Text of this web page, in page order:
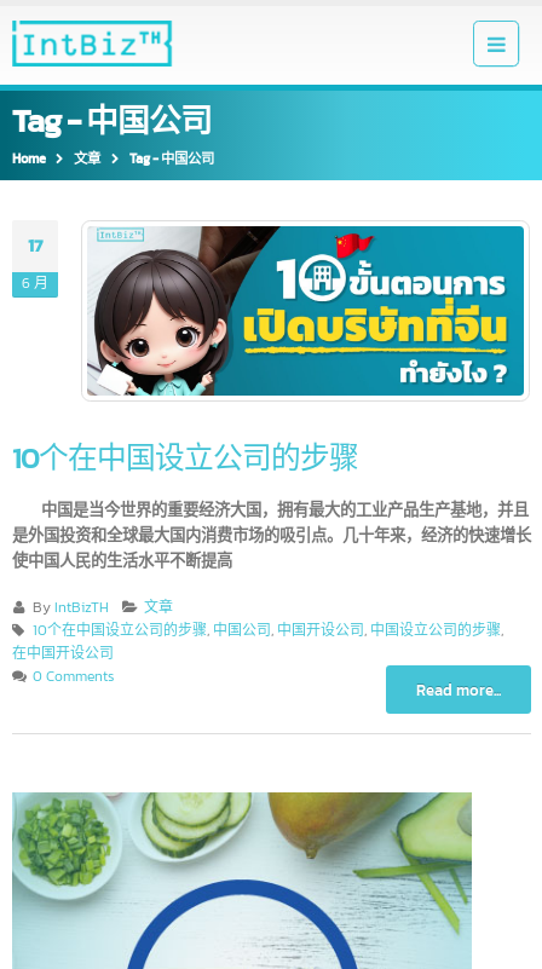
Tag - 中国公司
Home 文章 Tag -中国公司
17
6 月
10个在中国设立公司的步骤
中国是当今世界的重要经济大国，拥有最大的工业产品生产基地，
是外国投资和全球最大国内消费市场的吸引点。几十年来，经济的快速
By IntBizTH
文章
10个在中国设立公司的步骤
,中国设立公司的步骤,
在中国开设公司